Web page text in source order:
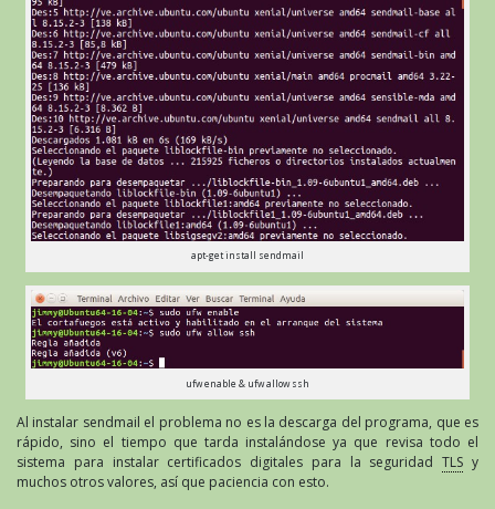
apt-get install sendmail
ufw enable & ufw allow ssh
Al instalar sendmail el problema no es la descarga del programa, que es
rápido, sino el tiempo que tarda instalándose ya que revisa todo el
sistema para instalar certificados digitales para la seguridadTLS y
muchos otros valores, así que paciencia con esto.